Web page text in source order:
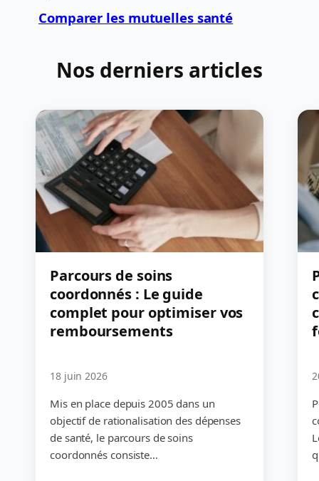
Comparer les mutuelles santé
Nos derniers articles
Parcours de soins
coordonnés : Le guide
complet pour optimiser vos
remboursements
18 juin 2026
Mis en place depuis 2005 dans un
objectif de rationalisation des dépenses
de santé, le parcours de soins
coordonnés consiste…